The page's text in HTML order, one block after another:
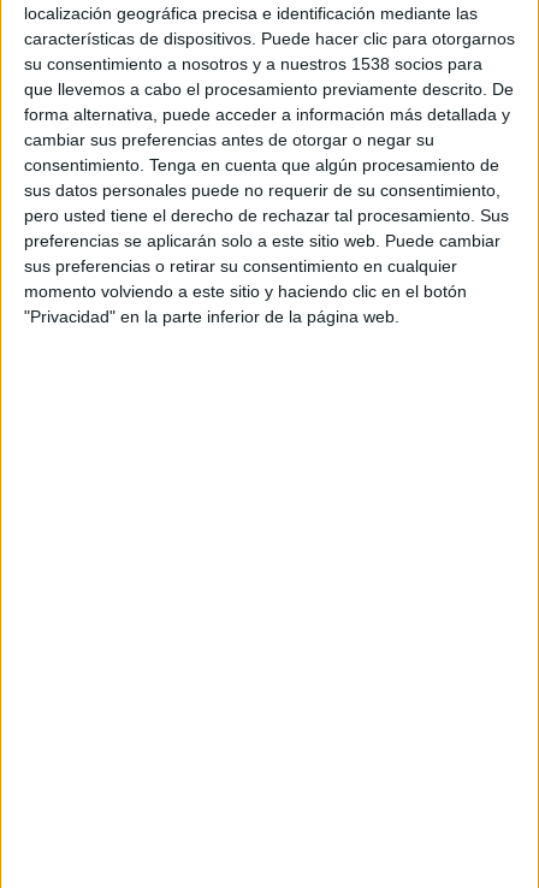
localización geográfica precisa e identificación mediante las
características de dispositivos. Puede hacer clic para otorgarnos
su consentimiento a nosotros y a nuestros 1538 socios para
que llevemos a cabo el procesamiento previamente descrito. De
forma alternativa, puede acceder a información más detallada y
cambiar sus preferencias antes de otorgar o negar su
consentimiento. Tenga en cuenta que algún procesamiento de
sus datos personales puede no requerir de su consentimiento,
pero usted tiene el derecho de rechazar tal procesamiento. Sus
preferencias se aplicarán solo a este sitio web. Puede cambiar
sus preferencias o retirar su consentimiento en cualquier
momento volviendo a este sitio y haciendo clic en el botón
"Privacidad" en la parte inferior de la página web.
Director creativo ejecutivo: Pol Martínez
Director de arte: Marc Morales
Redactores: Laia Romera, Pablo Muñoz
Director de cuentas: Enric Subirós
Supervisora de cuentas: Claudia Matas
Ejecutivo de cuentas junior: Víctor Capitán